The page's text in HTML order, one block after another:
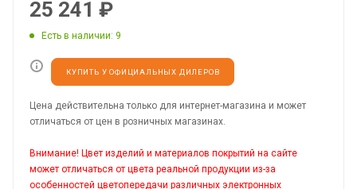
25 241 ₽
Есть в наличии: 9
КУПИТЬ У ОФИЦИАЛЬНЫХ ДИЛЕРОВ
Цена действительна только для интернет-магазина и может
отличаться от цен в розничных магазинах.
Внимание! Цвет изделий и материалов покрытий на сайте
может отличаться от цвета реальной продукции из-за
особенностей цветопередачи различных электронных